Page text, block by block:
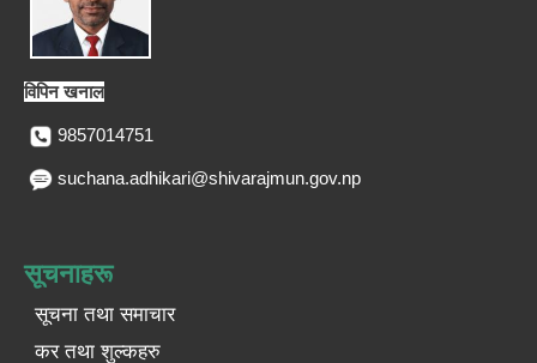
विपिन खनाल
9857014751
suchana.adhikari@shivarajmun.gov.np
सूचनाहरू
सूचना तथा समाचार
कर तथा शुल्कहरु